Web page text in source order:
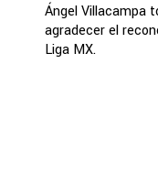
Ángel Villacampa
agradecer el
Liga MX.